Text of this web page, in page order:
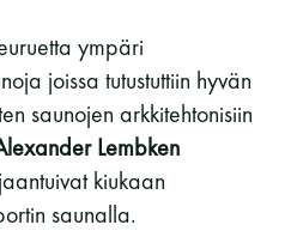
ympäri
joissa tutustuttiin hyvän
saunojen arkkitehtonisiin
Lembken
kiukaan
saunalla.